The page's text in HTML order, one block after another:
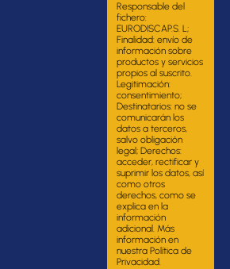
Responsable del
fichero:
EURODISCAP.S. L;
Finalidad: envío de
información sobre
productos y servicios
propios al suscrito.
Legitimación:
consentimiento;
Destinatarios: no se
comunicarán los
datos a terceros,
salvo obligación
legal; Derechos:
acceder, rectificar y
suprimir los datos, así
como otros
derechos, como se
explica en la
información
adicional. Más
información en
nuestra Política de
Privacidad.